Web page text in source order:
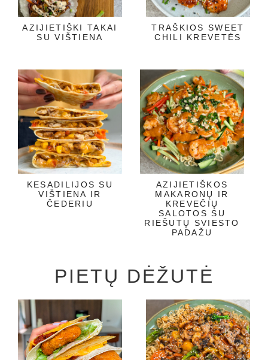
AZIJIETIŠKI TAKAI
SU VIŠTIENA
TRAŠKIOS SWEET
CHILI KREVETĖS
KESADILIJOS SU
VIŠTIENA IR
ČEDERIU
AZIJIETIŠKOS
MAKARONŲ IR
KREVEČIŲ
SALOTOS SU
RIEŠUTŲ SVIESTO
PADAŽU
PIETŲ DĖŽUTĖ